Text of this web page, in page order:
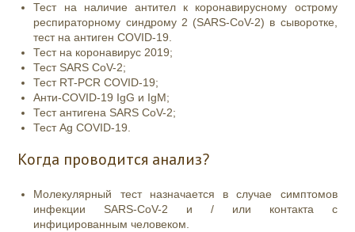
Тест на наличие антител к коронавирусному острому
респираторному синдрому 2 (SARS-CoV-2) в сыворотке,
тест на антиген COVID-19.
Тест на коронавирус 2019;
Тест SARS CoV-2;
Тест RT-PCR COVID-19;
Анти-COVID-19 IgG и IgM;
Тест антигена SARS CoV-2;
Тест Ag COVID-19.
Когда проводится анализ?
Молекулярный тест назначается в случае симптомов
инфекции SARS-CoV-2 и / или контакта с
инфицированным человеком.